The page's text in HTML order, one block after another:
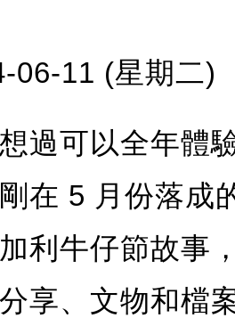
06-11 (星期二)
過可以全年體
在 5 月份落成
利牛仔節故事
享、文物和檔